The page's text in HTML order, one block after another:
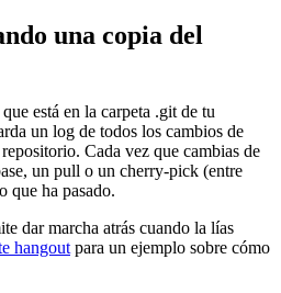
una copia del
está en la carpeta .git de tu
un log de todos los cambios de
Cada vez que cambias de
un pull o un cherry-pick (entre
que ha pasado.
dar marcha atrás cuando la lías
hangout para un ejemplo sobre cómo